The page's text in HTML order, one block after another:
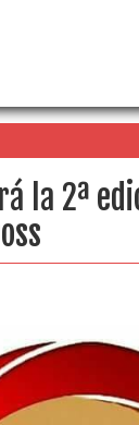
la 2ª